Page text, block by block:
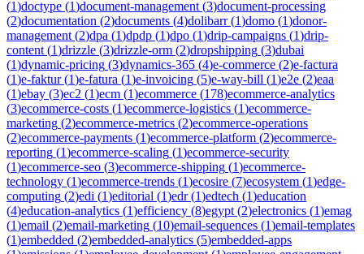
(1)doctype (1)document-management (3)document-processing
(2)documentation (2)documents (4)dolibarr(1)domo (1)donor-
management (2)dpa (1)dpdp (1)dpo (1)drip-campaigns (1)drip-
content (1)drizzle (3)drizzle-orm (2)dropshipping (3)dubai
(1)dynamic-pricing (3)dynamics-365 (4)e-commerce (2)e-factura
(1)e-faktur(1)e-fatura (1)e-invoicing (5)e-way-bill (1)e2e (2)eaa
(1)ebay (3)ec2 (1)ecm (1)ecommerce (178)ecommerce-analytics
(3)ecommerce-costs (1)ecommerce-logistics (1)ecommerce-
marketing (2)ecommerce-metrics (2)ecommerce-operations
(2)ecommerce-payments (1)ecommerce-platform (2)ecommerce-
reporting (1)ecommerce-scaling (1)ecommerce-security
(1)ecommerce-seo (3)ecommerce-shipping (1)ecommerce-
technology (1)ecommerce-trends (1)ecosire (7)ecosystem (1)edge-
computing (2)edi (1)editorial (1)edr(1)edtech (1)education
(4)education-analytics (1)efficiency (8)egypt (2)electronics (1)emag
(1)email (2)email-marketing (10)email-sequences (1)email-templates
(1)embedded (2)embedded-analytics (5)embedded-apps